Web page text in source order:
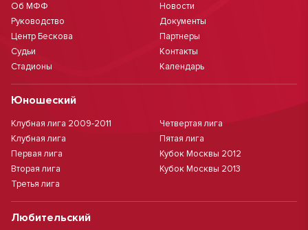
Об МФФ
Руководство
Центр Бескова
Судьи
Стадионы
Новости
Документы
Партнеры
Контакты
Календарь
Юношеский
Клубная лига 2009-2011
Клубная лига
Первая лига
Вторая лига
Третья лига
Четвертая лига
Пятая лига
Кубок Москвы 2012
Кубок Москвы 2013
Любительский